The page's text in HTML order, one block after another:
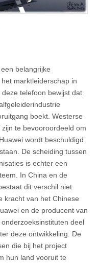
belangrijke
marktleiderschap in
telefoon bewijst dat
boekt. Westerse
zijn te bevooroordeeld om
wordt beschuldigd
De scheiding tussen
is echter een
In China en de
dit verschil niet.
kracht van het Chinese
en de producent van
deel
deze ontwikkeling. De
die bij het project
hun land vooruit te